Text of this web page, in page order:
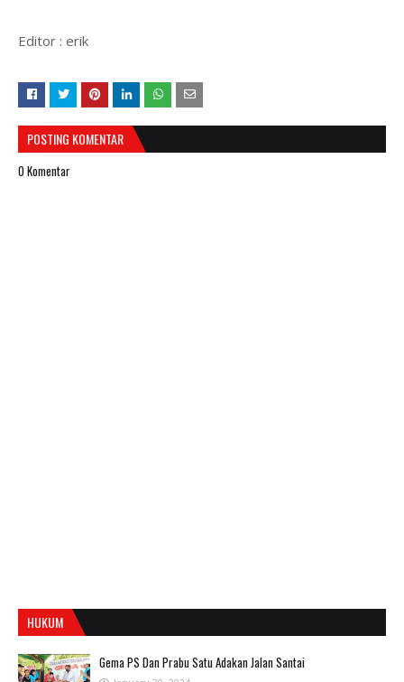
Editor : erik
POSTING KOMENTAR
0 Komentar
HUKUM
Gema PS Dan Prabu Satu Adakan Jalan Santai